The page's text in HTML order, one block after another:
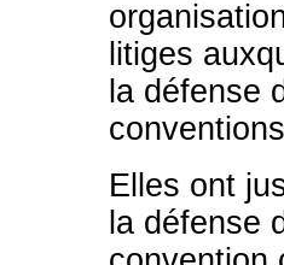
litiges
la défense
Elles ont
la défense